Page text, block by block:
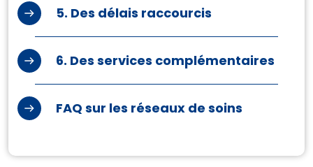
5. Des délais raccourcis
6. Des services complémentaires
FAQ sur les réseaux de soins